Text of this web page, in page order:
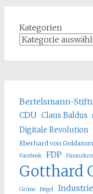
Kategorien
Bertelsmann-
CDU Claus Baldus
Digitale Revolution
Eberhard von
Facebook FDP
Gotthard
Grüne Hegel Industrie